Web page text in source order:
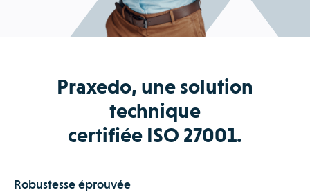
Praxedo, une solution
technique
certifiée ISO 27001.
Robustesse éprouvée